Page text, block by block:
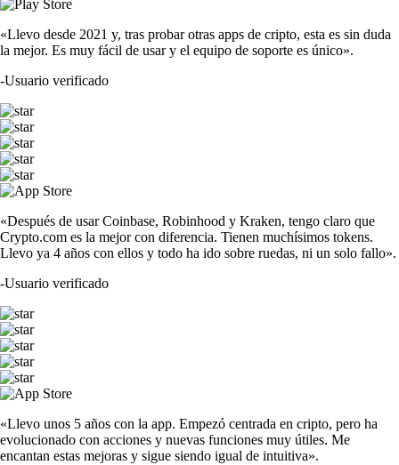
«Llevo desde 2021 y, tras probar otras apps de cripto, esta es sin duda
la mejor. Es muy fácil de usar y el equipo de soporte es único».
-Usuario verificado
«Después de usar Coinbase, Robinhood y Kraken, tengo claro que
Crypto.com es la mejor con diferencia. Tienen muchísimos tokens.
Llevo ya 4 años con ellos y todo ha ido sobre ruedas, ni un solo fallo».
-Usuario verificado
«Llevo unos 5 años con la app. Empezó centrada en cripto, pero ha
evolucionado con acciones y nuevas funciones muy útiles. Me
encantan estas mejoras y sigue siendo igual de intuitiva».